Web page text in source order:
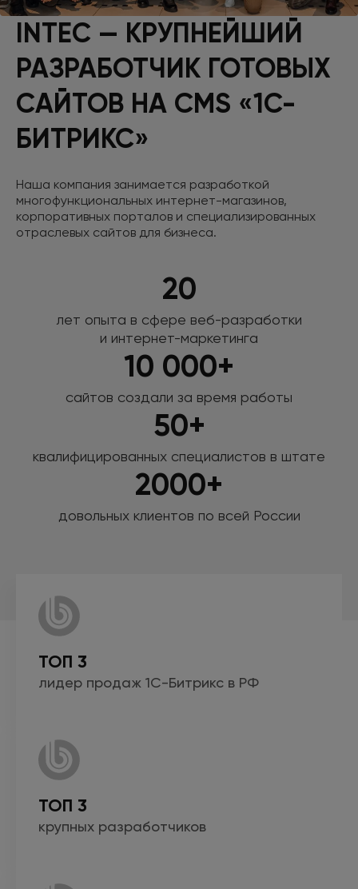
INTEC — КРУПНЕЙШИЙ
РАЗРАБОТЧИК ГОТОВЫХ
САЙТОВ НА CMS «1С-
БИТРИКС»
Наша компания занимается разработкой
многофункциональных интернет-магазинов,
корпоративных порталов и специализированных
отраслевых сайтов для бизнеса.
20
лет опыта в сфере веб-разработки
и интернет-маркетинга
10 000+
сайтов создали за время работы
50+
квалифицированных специалистов в штате
2000+
довольных клиентов по всей России
ТОП 3
лидер продаж 1С-Битрикс в РФ
ТОП 3
крупных разработчиков